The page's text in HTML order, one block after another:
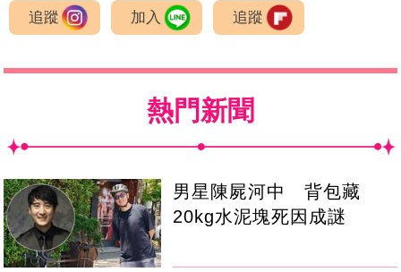
追蹤 加入 追蹤
熱門新聞
男星陳屍河中 背包藏
20kg水泥塊死因成謎